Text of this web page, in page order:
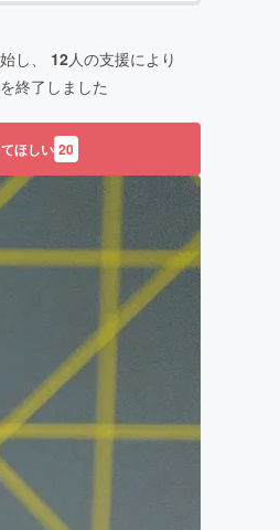
し、 12人の支援により
終了しました
ほしい 20